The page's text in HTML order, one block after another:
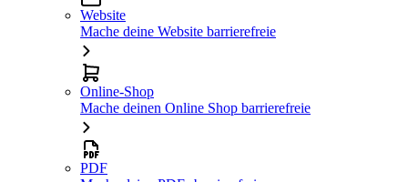
Website
Mache deine Website barrierefreie
Online-Shop
Mache deinen Online Shop barrierefreie
PDF